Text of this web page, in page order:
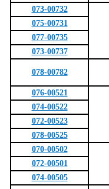
073-00732
075-00731
077-00735
073-00737
078-00782
076-00521
074-00522
072-00523
078-00525
070-00502
072-00501
074-00505